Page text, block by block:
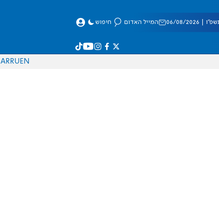
08/2026 המייל האדום חיפוש
EN
RU
AR